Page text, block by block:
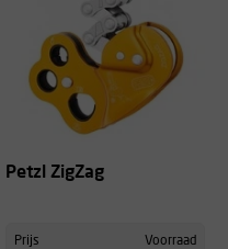
Petzl ZigZag
Prijs Voorraad